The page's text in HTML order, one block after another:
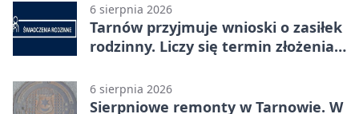
6 sierpnia 2026
Tarnów przyjmuje wnioski o zasiłek
rodzinny. Liczy się termin złożenia
6 sierpnia 2026
Sierpniowe remonty w Tarnowie. W